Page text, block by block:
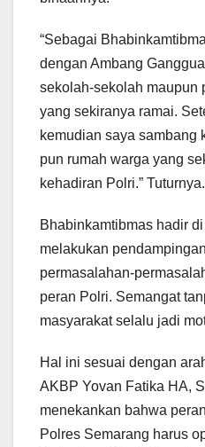
“Sebagai
dengan Ambang
sekolah-sekolah maupun
yang sekiranya ramai.
kemudian saya sambang
pun rumah warga yang
kehadiran Polri.” Tuturnya.
Bhabinkamtibmas hadir
melakukan
permasalahan-
peran Polri. Semangat
masyarakat selalu jadi
Hal ini sesuai dengan
AKBP Yovan Fatika HA,
menekankan bahwa
Polres Semarang harus